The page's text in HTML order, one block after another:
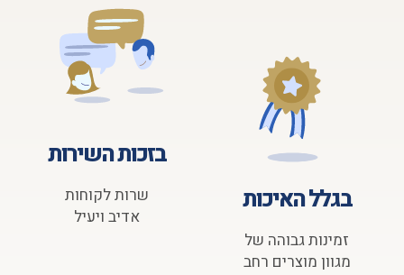
בגלל האיכות
זמינות גבוהה של
מגוון מוצרים רחב
בזכות השירות
שרות לקוחות
אדיב ויעיל